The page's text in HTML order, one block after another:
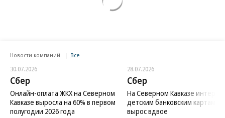
Новости компаний Все
30.07.2026
Сбер
Онлайн-оплата ЖКХ на Северном
Кавказе выросла на 60% в первом
полугодии 2026 года
28.07.2026
Сбер
На Северном Кавказе интерес
детским банковским картам
вырос вдвое